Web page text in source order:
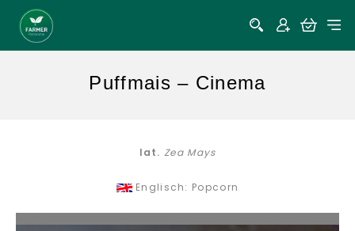
Puffmais – Cinema
lat. Zea Mays
Englisch: Popcorn